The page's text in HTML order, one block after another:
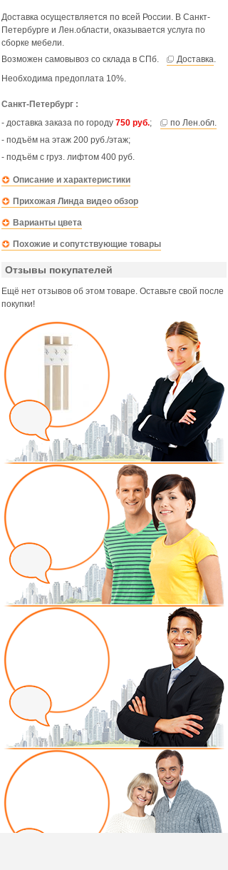
Доставка осуществляется по всей России. В Санкт-
Петербурге и Лен.области, оказывается услуга по
сборке мебели.
Возможен самовывоз со склада в СПб.
Доставка.
Необходима предоплата 10%.
Санкт-Петербург :
- доставка заказа по городу 750 руб.;
по Лен.обл.
- подъём на этаж 200 руб./этаж;
- подъём с груз. лифтом 400 руб.
Описание и характеристики
Прихожая Линда видео обзор
Варианты цвета
Похожие и сопутствующие товары
Отзывы покупателей
Ещё нет отзывов об этом товаре. Оставьте свой после
покупки!